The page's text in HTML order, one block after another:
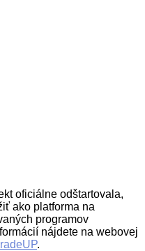
oficiálne odštartovala,
ako platforma na
programov
nájdete na webovej
.